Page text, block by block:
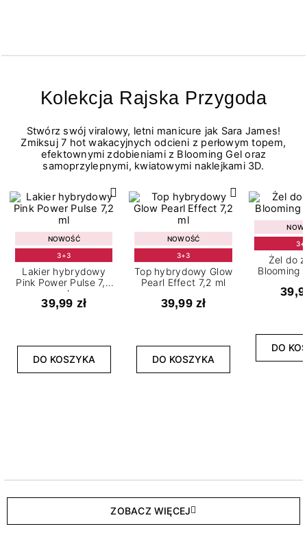
Kolekcja Rajska Przygoda
Stwórz swój viralowy, letni manicure jak Sara James!
Zmiksuj 7 hot wakacyjnych odcieni z perłowym topem,
efektownymi zdobieniami z Blooming Gel oraz
samoprzylepnymi, kwiatowymi naklejkami 3D.
NOWOŚĆ
3+3
Lakier hybrydowy
Pink Power Pulse 7,2
ml
39,99 zł
DO KOSZYKA
NOWOŚĆ
3+3
Top hybrydowy Glow
Pearl Effect 7,2 ml
39,99 zł
DO KOSZYKA
Żel do
Blooming
DO
ZOBACZ WIĘCEJ